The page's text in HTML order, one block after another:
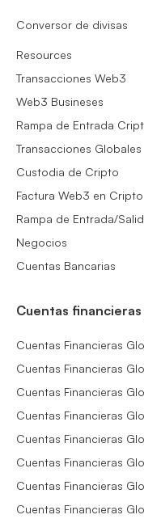
Conversor de divisas
Resources
Transacciones Web3
Web3 Busineses
Rampa de Entrada
Transacciones Globales
Custodia de Cripto
Factura Web3 en Cripto
Rampa de Entrada/
Negocios
Cuentas Bancarias
Cuentas
Cuentas Financieras
Cuentas Financieras
Cuentas Financieras
Cuentas Financieras
Cuentas Financieras
Cuentas Financieras
Cuentas Financieras
Cuentas Financieras